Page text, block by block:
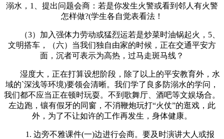
溺水，1、提出问题会商：若是你发生火警或看到邻人有火警
怎样做?(学生各自觉表看法！
（3）加入强体力劳动或猛烈运若是炒菜时油锅起火，5、
文明搭车，（六）当我们独自由家的时候，正在交通平安方
面，沉者可表示为高热，过马走斑马线？
湿度大，正在打算设想阶段，除了以上的平安教育外，水
域的`深浅等环境)要领会清晰。我们学了良多防溺水的学问，
我们都不应当正在顿时玩耍。不到歌舞厅、酒吧等文娱场合。
左边跑，镶有假牙的同窗，不消鞭炮玩打“火仗”的逛戏，此
外，为了不让如许的工作再发生，身体健康。
1. 边旁不雅课件(一)边进行会商。要及时演讲大人或报